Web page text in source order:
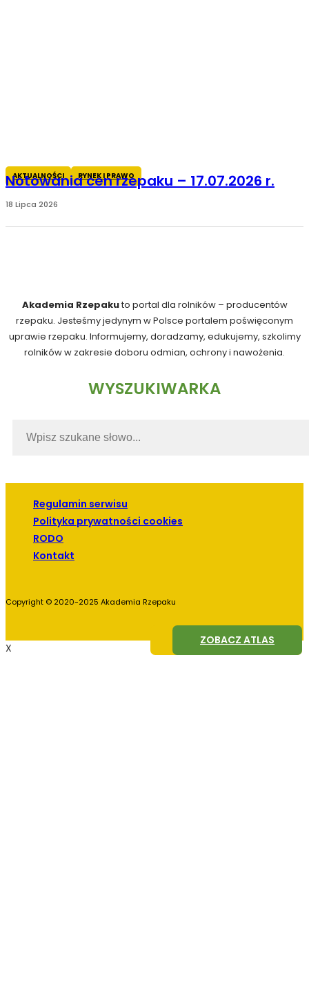
ZOBACZ AGROFAGI
ZOBACZ ATLAS
AKTUALNOŚCI RYNEK I PRAWO
Notowania cen rzepaku – 17.07.2026 r.
18 Lipca 2026
Akademia Rzepakuto portal dla rolników – producentów
rzepaku. Jesteśmy jedynym w Polsce portalem poświęconym
uprawie rzepaku. Informujemy, doradzamy, edukujemy, szkolimy
rolników w zakresie doboru odmian, ochrony i nawożenia.
WYSZUKIWARKA
Copyright © 2020-2025 Akademia Rzepaku
Regulamin serwisu
Polityka prywatności cookies
RODO
Kontakt
X